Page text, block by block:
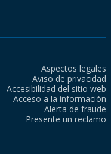
Aspectos legales
Aviso de privacidad
Accesibilidad del sitio web
Acceso a la información
Alerta de fraude
Presente un reclamo